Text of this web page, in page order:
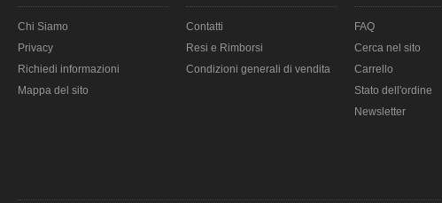
Chi Siamo
Privacy
Richiedi informazioni
Mappa del sito
Contatti
Resi e Rimborsi
Condizioni generali di vendita
FAQ
Cerca nel sito
Carrello
Stato dell'ordine
Newsletter